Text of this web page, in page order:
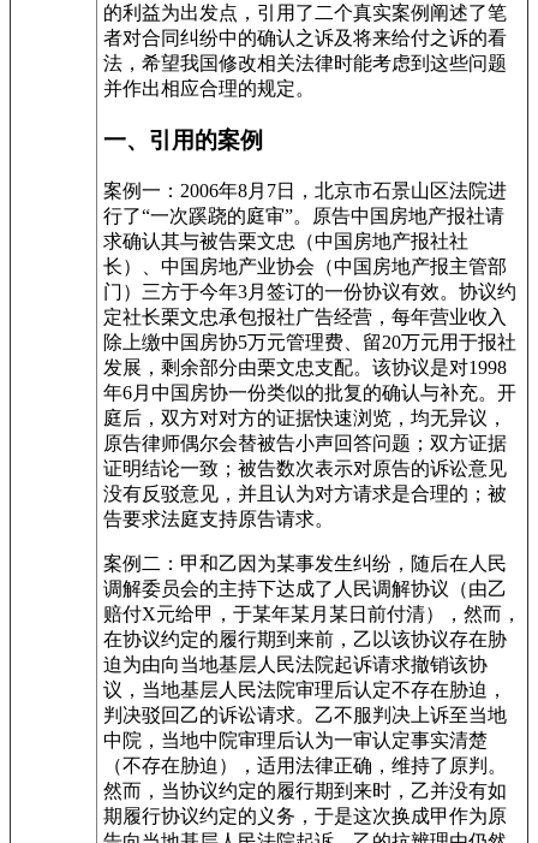
的利益为出发点，引用了二个真实案例阐述了笔
者对合同纠纷中的确认之诉及将来给付之诉的看
法，希望我国修改相关法律时能考虑到这些问题
并作出相应合理的规定。
一、引用的案例
案例一：2006年8月7日，北京市石景山区法院进
行了“一次蹊跷的庭审”。原告中国房地产报社请
求确认其与被告栗文忠（中国房地产报社社
长）、中国房地产业协会（中国房地产报主管部
门）三方于今年3月签订的一份协议有效。协议约
定社长栗文忠承包报社广告经营，每年营业收入
除上缴中国房协5万元管理费、留20万元用于报社
发展，剩余部分由栗文忠支配。该协议是对1998
年6月中国房协一份类似的批复的确认与补充。开
庭后，双方对对方的证据快速浏览，均无异议，
原告律师偶尔会替被告小声回答问题；双方证据
证明结论一致；被告数次表示对原告的诉讼意见
没有反驳意见，并且认为对方请求是合理的；被
告要求法庭支持原告请求。
案例二：甲和乙因为某事发生纠纷，随后在人民
调解委员会的主持下达成了人民调解协议（由乙
赔付X元给甲，于某年某月某日前付清），然而，
在协议约定的履行期到来前，乙以该协议存在胁
迫为由向当地基层人民法院起诉请求撤销该协
议，当地基层人民法院审理后认定不存在胁迫，
判决驳回乙的诉讼请求。乙不服判决上诉至当地
中院，当地中院审理后认为一审认定事实清楚
（不存在胁迫），适用法律正确，维持了原判。
然而，当协议约定的履行期到来时，乙并没有如
期履行协议约定的义务，于是这次换成甲作为原